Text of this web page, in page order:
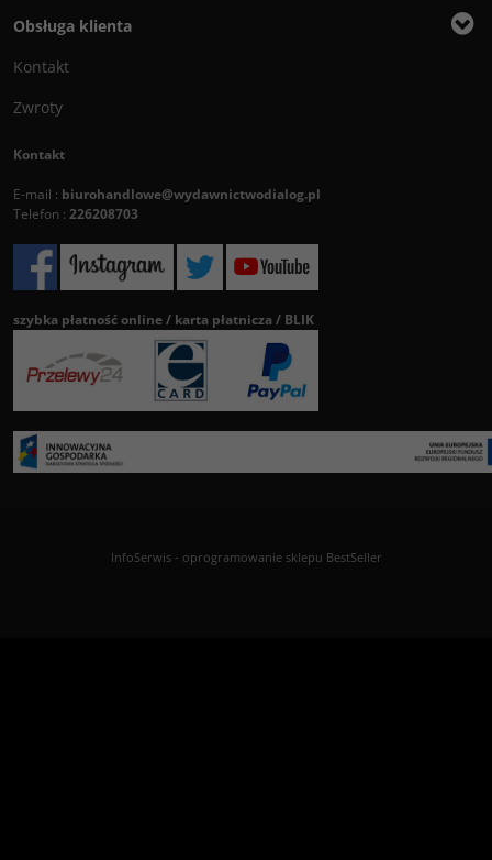
Obsługa klienta
Kontakt
Zwroty
Kontakt
E-mail : biurohandlowe@wydawnictwodialog.pl
Telefon : 226208703
szybka płatność online / karta płatnicza / BLIK
InfoSerwis- oprogramowanie sklepu BestSeller